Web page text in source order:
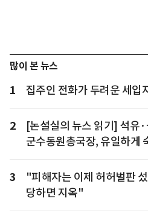
많이 본 뉴스
1 집주인 전화가 두려운 세입
2
[논설실의 뉴스 읽기] 석유
군수동원총국장, 유일하게
3
"피해자는 이제 허허벌판
당하면 지옥"